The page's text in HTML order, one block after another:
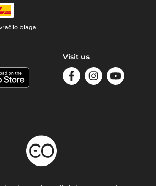
blaga
Visit us